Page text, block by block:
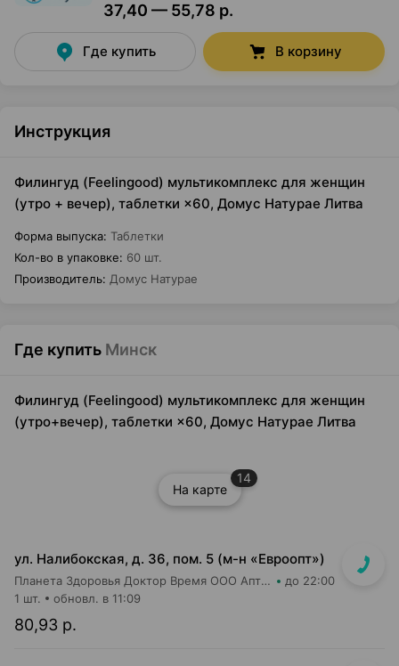
37,40 — 55,78 р.
Где купить В корзину
Инструкция
Филингуд (Feelingood) мультикомплекс для женщин
(утро + вечер), таблетки ×60, Домус Натурае Литва
Форма выпуска: Таблетки
Кол-во в упаковке: 60 шт.
Производитель: Домус Натурае
Где купить Минск
Филингуд (Feelingood) мультикомплекс для женщин
(утро+вечер), таблетки ×60, Домус Натурае Литва
На карте
14
ул. Налибокская, д. 36, пом. 5 (м-н «Евроопт»)
Планета Здоровья Доктор Время ООО Аптека №51 до 22:00
80,93 р.
1 шт. обновл. в 11:09